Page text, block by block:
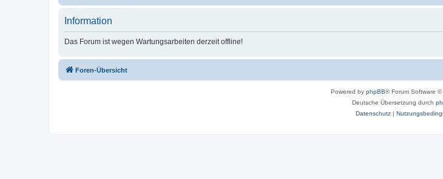
Information
Das Forum ist wegen Wartungsarbeiten derzeit offline!
Foren-Übersicht
Powered by phpBB® Forum Software ©
Deutsche Übersetzung durch
Datenschutz|